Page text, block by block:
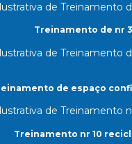
de áreas atmosfera explosiva
áreas explosivas
de áreas de risco
bombeiros
Treinamento de nr
de espaço
Treinamento nr 10